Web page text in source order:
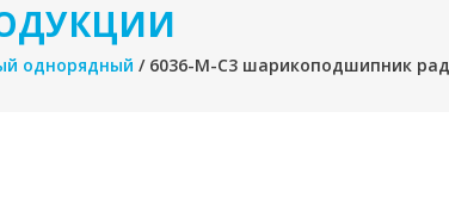
однорядный / 6036-M-C3 шарикоподшипник